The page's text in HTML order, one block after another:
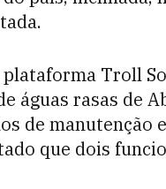
plataforma Troll
águas rasas de
de manutenção
que dois